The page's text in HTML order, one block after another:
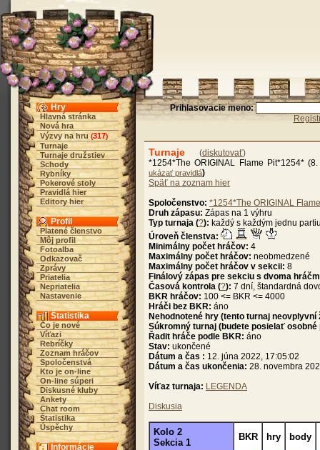
Hry
Hlavná stránka
Nová hra
Výzvy na hru (317)
Turnaje
Turnaje družstiev
Schody
Rybníky
Pokerové stoly
Pravidlá hier
Editory hier
Profil
Platené členstvo
Môj profil
Fotoalba
Odkazovač
Zprávy
Priatelia
Nepriatelia
Nastavenie
Štatistika
Čo je nové
Víťazi
Rebríčky
Zoznam hráčov
Spoločenstvá
Kto je on-line
On-line súperi
Diskusné kluby
Ankety
Chat room
Štatistika
Úspěchy
Informácie
Prihlasovacie meno:
Turnaje (diskutovať)
*1254*The ORIGINAL Flame Pit*1254*
ukázať pravidlá)
Späť na zoznam hier
Spoločenstvo: *1254*The ORIGINAL
Druh zápasu: Zápas na 1 výhru
Typ turnaja (?): každý s každým jednu
Úroveň členstva:
Minimálny počet hráčov: 4
Maximálny počet hráčov: neobmedzené
Maximálny počet hráčov v sekcii: 8
Finálový zápas pre sekciu s dvoma
Časová kontrola (?): 7 dní, štandardná
BKR hráčov: 100 <= BKR <= 4000
Hráči bez BKR: áno
Nehodnotené hry (tento turnaj neovplyvní
Súkromný turnaj (budete posielať osobné
Řadit hráče podle BKR: áno
Stav: ukončené
Dátum a čas : 12. júna 2022, 17:05:02
Dátum a čas ukončenia: 28. novembra
Víťaz turnaja: LEGENDA
Diskusia
Kolo 2
Sekcia 1
BKR hry body